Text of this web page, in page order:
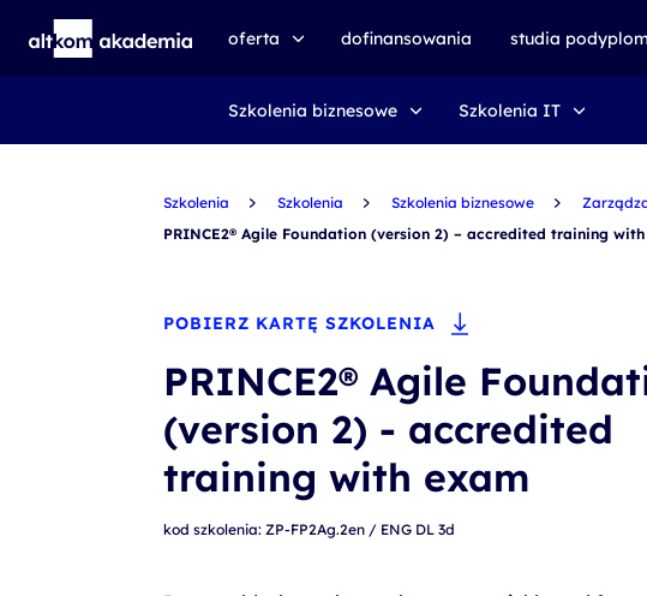
oferta
speexx
certyfikat DMI
kursy e-learningowe
szkolenia VR
szkolenia NIS2
szkolenia dla edukacji
szkolenia dla produkcji
voucher szkoleniowy
dofinansowania studia
Szkolenia biznesowe Szkolenia IT
Szkolenia Szkolenia Szkolenia biznesowe
PRINCE2® Agile Foundation (version 2) – accredited training with
POBIERZ KARTĘ SZKOLENIA
PRINCE2® Agile
(version 2) - accredited
training with exam
kod szkolenia: ZP-FP2Ag.2en / ENG DL 3d